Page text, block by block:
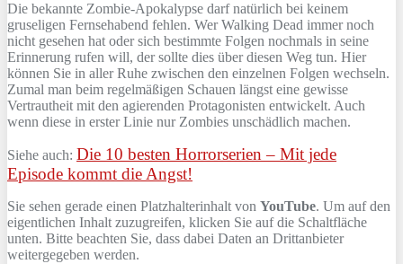
Die bekannte Zombie-Apokalypse darf natürlich bei keinem
gruseligen Fernsehabend fehlen. Wer Walking Dead immer noch
nicht gesehen hat oder sich bestimmte Folgen nochmals in seine
Erinnerung rufen will, der sollte dies über diesen Weg tun. Hier
können Sie in aller Ruhe zwischen den einzelnen Folgen wechseln.
Zumal man beim regelmäßigen Schauen längst eine gewisse
Vertrautheit mit den agierenden Protagonisten entwickelt. Auch
wenn diese in erster Linie nur Zombies unschädlich machen.
Siehe auch: Die 10 besten Horrorserien – Mit jede
Episode kommt die Angst!
Sie sehen gerade einen Platzhalterinhalt von YouTube. Um auf den
eigentlichen Inhalt zuzugreifen, klicken Sie auf die Schaltfläche
unten. Bitte beachten Sie, dass dabei Daten an Drittanbieter
weitergegeben werden.